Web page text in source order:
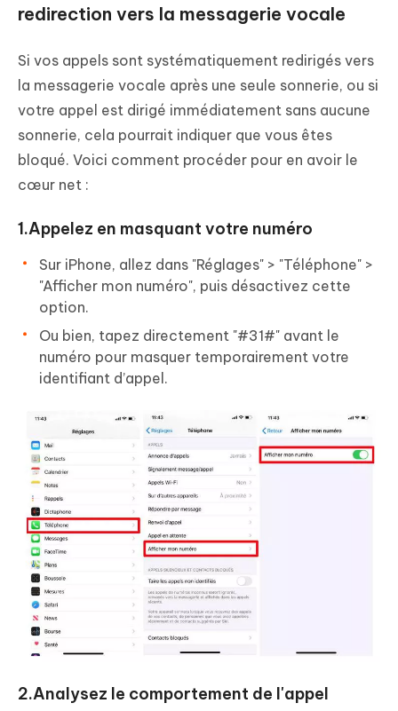
redirection vers la messagerie vocale
Si vos appels sont systématiquement redirigés vers
la messagerie vocale après une seule sonnerie, ou si
votre appel est dirigé immédiatement sans aucune
sonnerie, cela pourrait indiquer que vous êtes
bloqué. Voici comment procéder pour en avoir le
cœur net :
1.Appelez en masquant votre numéro
Sur iPhone, allez dans "Réglages" > "Téléphone" >
"Afficher mon numéro", puis désactivez cette
option.
Ou bien, tapez directement "#31#" avant le
numéro pour masquer temporairement votre
identifiant d’appel.
2.Analysez le comportement de l'appel